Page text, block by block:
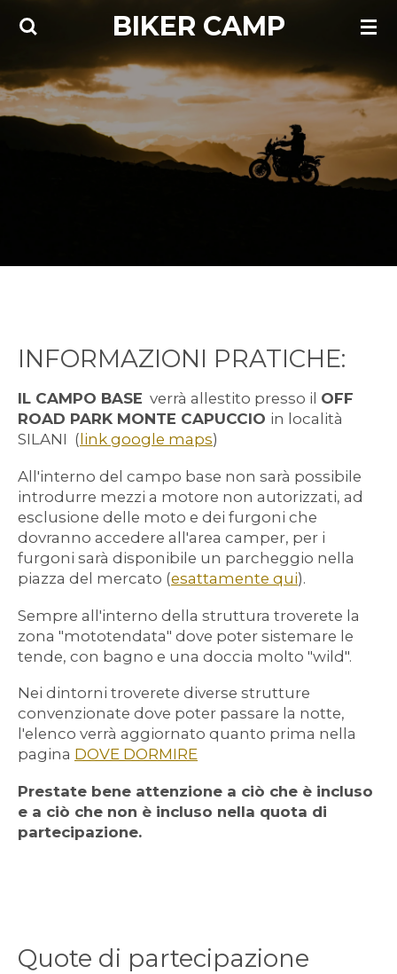
Vai
contenuto
principale
BIKER CAMP
INFORMAZIONI PRATICHE:
IL CAMPO BASE verrà allestito presso il OFF
ROAD PARK MONTE CAPUCCIO in località
SILANI ( link google maps)
All'interno del campo base non sarà possibile
introdurre mezzi a motore non autorizzati, ad
esclusione delle moto e dei furgoni che
dovranno accedere all'area camper, per i
furgoni sarà disponibile un parcheggio nella
piazza del mercato (esattamente qui).
Sempre all'interno della struttura troverete la
zona "mototendata" dove poter sistemare le
tende, con bagno e una doccia molto "wild".
Nei dintorni troverete diverse strutture
convenzionate dove poter passare la notte,
l'elenco verrà aggiornato quanto prima nella
pagina DOVE DORMIRE
Prestate bene attenzione a ciò che è incluso
e a ciò che non è incluso nella quota di
partecipazione.
Quote di partecipazione